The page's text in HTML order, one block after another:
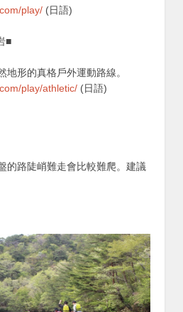
play/ (日語)
■
地形的真格戶外運動路線。
play/athletic/ (日語)
的路陡峭難走會比較難爬。建議